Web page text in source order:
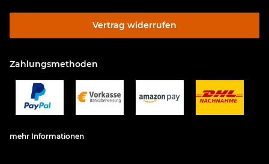
Vertrag widerrufen
Zahlungsmethoden
mehr Informationen